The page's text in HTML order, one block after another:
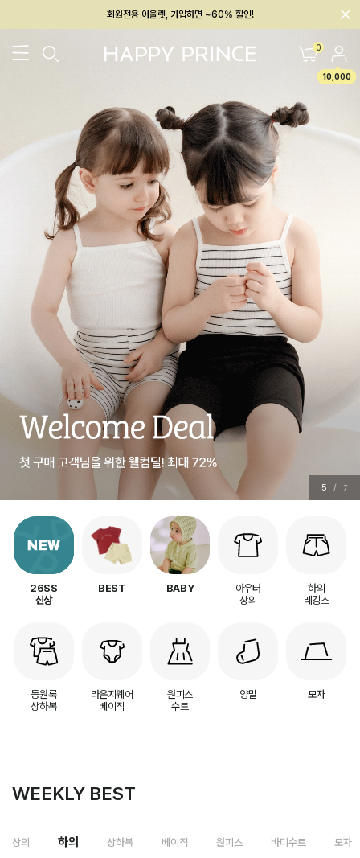
회원전용 아울렛, 가입하면 ~60% 할인!
0
10,000
5 / 7
26SS
신상
BEST BABY
아우터
상의
하의
레깅스
등원룩
상하복
라운지웨어
베이직
원피스
수트
양말 모자
WEEKLY BEST
상의 하의 상하복 베이직 원피스 바디수트 모자